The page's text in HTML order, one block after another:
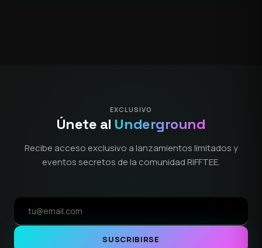
EXCLUSIVO
Únete al Underground
Recibe acceso exclusivo a lanzamientos limitados y
eventos secretos de la comunidad RIFFTEE.
SUSCRIBIRSE